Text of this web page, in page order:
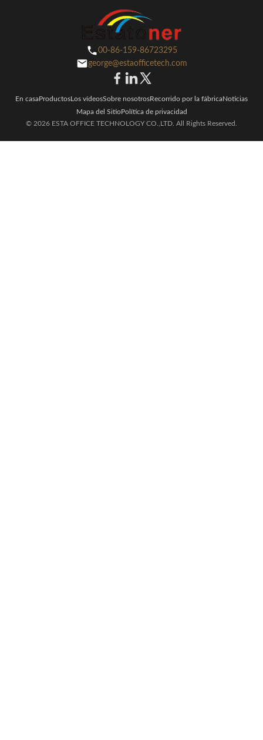
00-86-159-86723295
george@estaofficetech.com
En casaProductos Los vídeosSobre nosotrosRecorrido por la fábricaNoticias
Mapa del SitioPolítica de privacidad
© 2026 ESTA OFFICE TECHNOLOGY CO.,LTD. All Rights Reserved.